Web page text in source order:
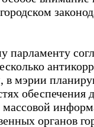
парламенту
в мэрии
массовой
органов